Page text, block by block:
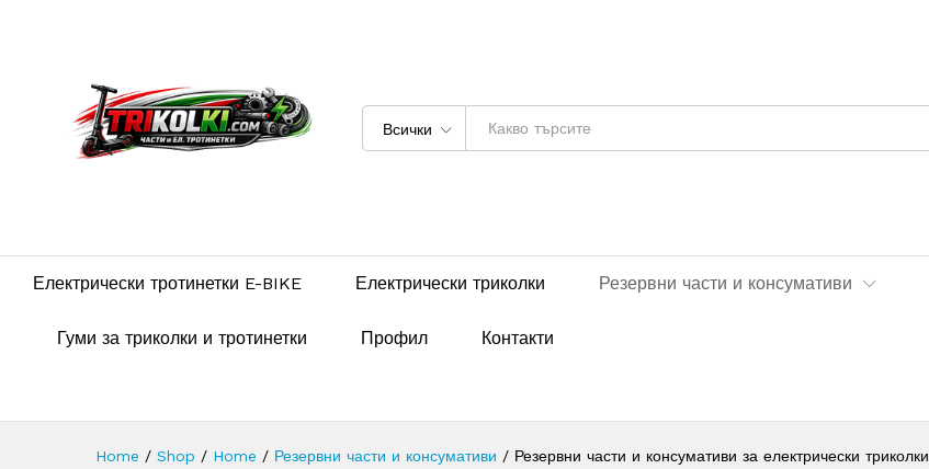
Всички
Електрически тротинетки E-BIKE Електрически триколки Резервни части и консумативи
Гуми за триколки и тротинетки Профил Контакти
Home / Shop / Home / Резервни части и консумативи / Резервни части и консумативи за електрически триколки